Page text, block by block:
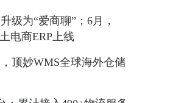
级为“爱商聊”；6月，
电商ERP上线
顶妙WMS全球海外仓储